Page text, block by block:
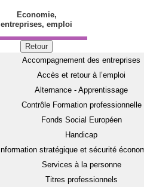
Economie,
entreprises, emploi
Retour
Accompagnement des entreprises
Accès et retour à l’emploi
Alternance - Apprentissage
Contrôle Formation professionnelle
Fonds Social Européen
Handicap
Information stratégique et sécurité
Services à la personne
Titres professionnels